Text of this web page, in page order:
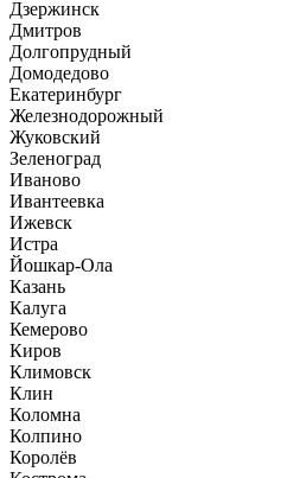
Дзержинск
Дмитров
Долгопрудный
Домодедово
Екатеринбург
Железнодорожный
Жуковский
Зеленоград
Иваново
Ивантеевка
Ижевск
Истра
Йошкар-Ола
Казань
Калуга
Кемерово
Киров
Климовск
Клин
Коломна
Колпино
Королёв